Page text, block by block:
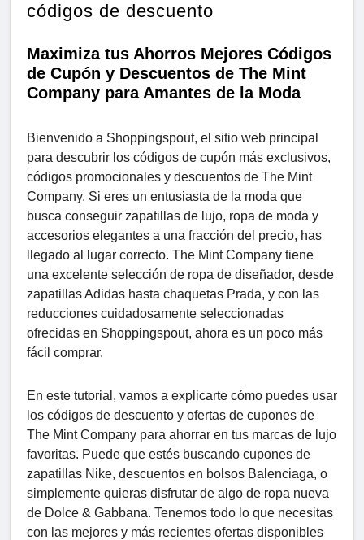
códigos de descuento
Maximiza tus Ahorros Mejores Códigos
de Cupón y Descuentos de The Mint
Company para Amantes de la Moda
Bienvenido a Shoppingspout, el sitio web principal
para descubrir los códigos de cupón más exclusivos,
códigos promocionales y descuentos de The Mint
Company. Si eres un entusiasta de la moda que
busca conseguir zapatillas de lujo, ropa de moda y
accesorios elegantes a una fracción del precio, has
llegado al lugar correcto. The Mint Company tiene
una excelente selección de ropa de diseñador, desde
zapatillas Adidas hasta chaquetas Prada, y con las
reducciones cuidadosamente seleccionadas
ofrecidas en Shoppingspout, ahora es un poco más
fácil comprar.
En este tutorial, vamos a explicarte cómo puedes usar
los códigos de descuento y ofertas de cupones de
The Mint Company para ahorrar en tus marcas de lujo
favoritas. Puede que estés buscando cupones de
zapatillas Nike, descuentos en bolsos Balenciaga, o
simplemente quieras disfrutar de algo de ropa nueva
de Dolce & Gabbana. Tenemos todo lo que necesitas
con las mejores y más recientes ofertas disponibles